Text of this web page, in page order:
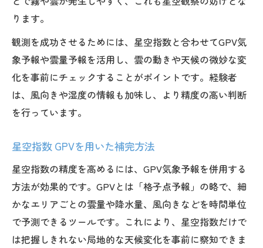
ります。
観測を成功させるためには、星空指数と合わせてGPV気
象予報や雲量予報を活用し、雲の動きや天候の微妙な変
化を事前にチェックすることがポイントです。経験者
は、風向きや湿度の情報も加味し、より精度の高い判断
を行っています。
星空指数 GPVを用いた補完方法
星空指数の精度を高めるには、GPV気象予報を併用する
方法が効果的です。GPVとは「格子点予報」の略で、細
かなエリアごとの雲量や降水量、風向きなどを時間単位
で予測できるツールです。これにより、星空指数だけで
は把握しきれない局地的な天候変化を事前に察知できま